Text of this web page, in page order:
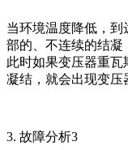
当环境温度降低，
部的、不连续的结凝
此时如果变压器重
凝结，就会出现变压
3. 故障分析3